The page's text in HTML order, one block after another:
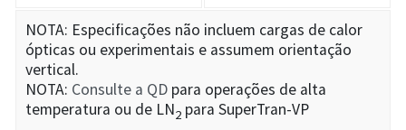
NOTA: Especificações não incluem cargas de calor
ópticas ou experimentais e assumem orientação
vertical.
NOTA: Consulte a QD para operações de alta
temperatura ou de LN2 para SuperTran-VP